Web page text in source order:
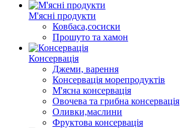
М'ясні продукти
Ковбаса,сосиски
Прошуто та хамон
Консервація
Джеми, варення
Консервація морепродуктів
М'ясна консервація
Овочева та грибна консервація
Оливки,маслини
Фруктова консервація